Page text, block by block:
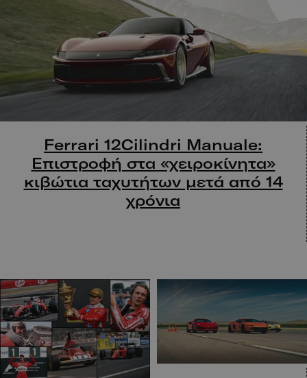
Ferrari 12Cilindri Manuale:
Επιστροφή στα «χειροκίνητα»
κιβώτια ταχυτήτων μετά από 14
χρόνια